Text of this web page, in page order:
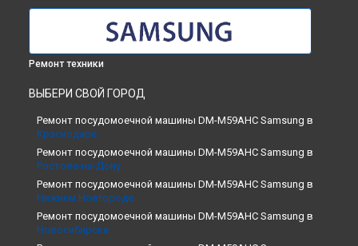
Ремонт техники
ВЫБЕРИ СВОЙ ГОРОД
Ремонт посудомоечной машины DM-M59AHC Samsung в
Краснодаре
Ремонт посудомоечной машины DM-M59AHC Samsung в
Ростове-на-Дону
Ремонт посудомоечной машины DM-M59AHC Samsung в
Нижнем Новгороде
Ремонт посудомоечной машины DM-M59AHC Samsung в
Новосибирске